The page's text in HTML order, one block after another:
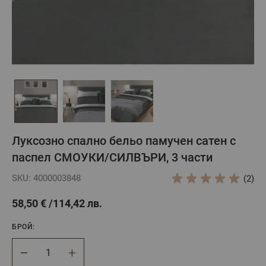
Луксозно спално бельо памучен сатен с
паспел СМОУКИ/СИЛВЪРИ, 3 части
SKU: 4000003848 (2)
58,50 € 114,42 лв.
БРОЙ: